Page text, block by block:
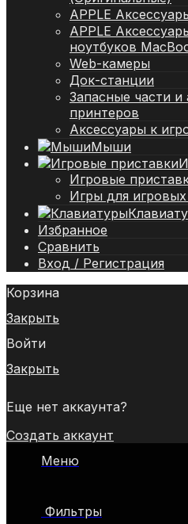
APPLE
APPLE
ноутбуков
Web-камеры
Док-станции
Запасные части и
принтеров
Аксессуары к
Мыши
Игровые
Игры для
Избранное
Сравнить
Вход / Регистрация
Корзина
Закрыть
Войти
Закрыть
Еще нет аккаунта?
Создать аккаунт
Меню
Фильтры